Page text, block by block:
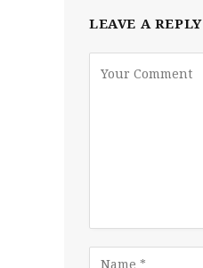
LEAVE A REPLY